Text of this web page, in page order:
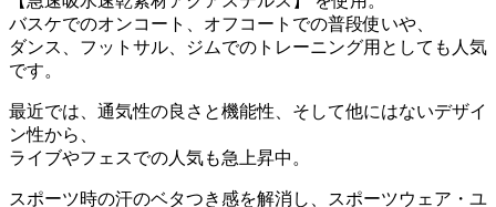
バスケでのオンコート、オフコートでの普段使いや、
ダンス、フットサル、ジムでのトレーニング用としても人気
です。
最近では、通気性の良さと機能性、そして他にはないデザイ
ン性から、
ライブやフェスでの人気も急上昇中。
スポーツ時の汗のベタつき感を解消し、スポーツウェア・ユ